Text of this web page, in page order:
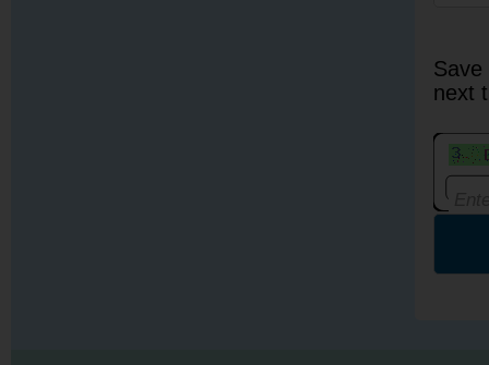
next